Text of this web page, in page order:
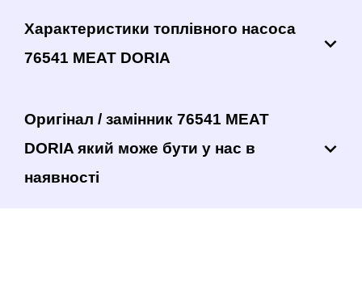
Характеристики топлівного насоса
76541 MEAT DORIA
Оригінал / замінник 76541 MEAT
DORIA який може бути у нас в
наявності